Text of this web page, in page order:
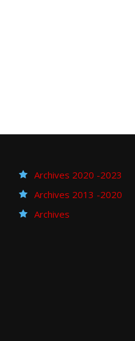
Archives 2020 -2023
Archives 2013 -2020
Archives